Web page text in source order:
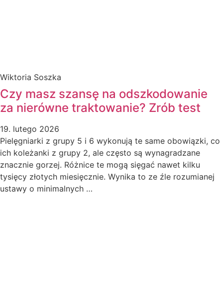
Wiktoria Soszka
Czy masz szansę na odszkodowanie
za nierówne traktowanie? Zrób test
19. lutego 2026
Pielęgniarki z grupy 5 i 6 wykonują te same obowiązki, co
ich koleżanki z grupy 2, ale często są wynagradzane
znacznie gorzej. Różnice te mogą sięgać nawet kilku
tysięcy złotych miesięcznie. Wynika to ze źle rozumianej
ustawy o minimalnych …